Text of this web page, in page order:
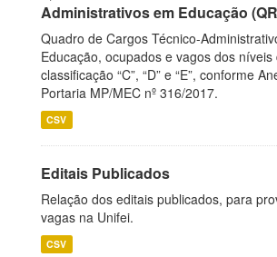
Administrativos em Educação
Quadro de Cargos Técnico-
Educação, ocupados e vagos dos níveis
classificação “C”, “D” e “E”, conforme
Portaria MP/MEC nº 316/2017.
CSV
Editais Publicados
Relação dos editais publicados, para
vagas na Unifei.
CSV